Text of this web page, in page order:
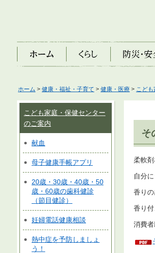
ホーム くらし 防災・安全
ホーム > 健康・福祉・子育て > 健康・医療 > こど
こども家庭・保健センター
のご案内
献血
母子健康手帳アプリ
20歳・30歳・40歳・50
歳・60歳の歯科健診
（節目健診）
妊婦電話健康相談
熱中症を予防しましょ
う！
そ
柔軟
自分
香りの
香り
消費